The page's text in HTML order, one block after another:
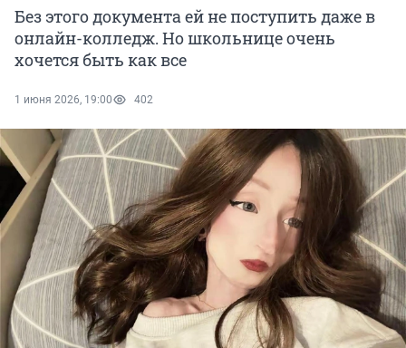
Без этого документа ей не поступить даже в
онлайн-колледж. Но школьнице очень
хочется быть как все
1 июня 2026, 19:00 402